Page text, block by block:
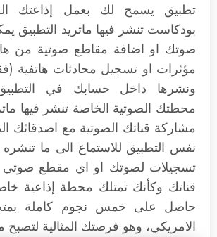
تطبيق يسمح لك بعمل إذاعتك
بودكاست تنشر فيها ماتريد التطبيق
صوتك او اضافة مقاطع صوتية من
مؤثرات او تسجيل محادثات هاتفية
ونشرها داخل حسابك في
محطتك الصوتية الخاصة تنشر فيها
مشاركة قناتك الصوتية مع اصدقائك
نفس التطبيق للاستماع الى ما
تسجيلات لصوتك او اي مقطع صوتي
قناتك وكأنك تمتلك محطة إذاعية
حاصل على خمس نجوم كاملة
الامريكي، وهو فرصتك المثالية لتصبح